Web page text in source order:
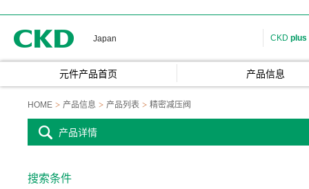
Japan CKD plus
元件产品首页 产品信息
HOME 产品信息 产品列表 精密减压阀
产品详情
搜索条件